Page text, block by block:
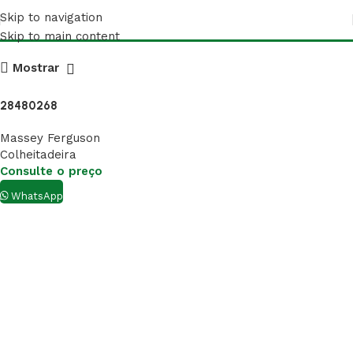
Skip to navigation
Skip to main content
28480268
Mostrar
28480268
Massey Ferguson
Colheitadeira
Consulte o preço
WhatsApp